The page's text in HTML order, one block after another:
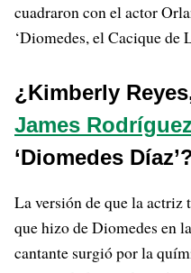
cuadraron con el actor
‘Diomedes, el Cacique de
¿Kimberly
James
‘Diomedes
La versión de que la actriz
que hizo de Diomedes en
cantante surgió por la